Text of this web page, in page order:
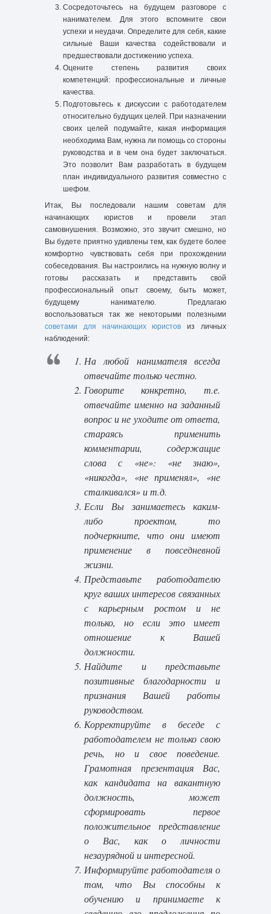
Сосредоточьтесь на будущем разговоре с
нанимателем. Для этого вспомните свои
успехи и неудачи. Определите для себя, какие
сильные Ваши качества содействовали и
предшествовали достижению успеха.
Оцените степень развития своих
компетенций: профессиональные и личные
качества.
Подготовьтесь к дискуссии с работодателем
относительно будущих целей. При назначении
своих целей подумайте, какая информация
необходима Вам, нужна ли помощь со стороны
руководства и в чем она будет заключаться.
Это позволит Вам разработать в будущем
план индивидуального развития совместно с
шефом.
Итак, Вы последовали нашим советам для
начинающих юристов и провели этап
самовнушения. Возможно, это звучит смешно, но
Вы будете приятно удивлены тем, как будете более
комфортно чувствовать себя при прохождении
собеседования. Вы настроились на нужную волну и
готовы рассказать и представить свой
профессиональный опыт своему, быть может,
будущему нанимателю. Предлагаю
воспользоваться так же некоторыми полезными
советами для начинающих юристов из личных
наблюдений:
На любой нанимателя всегда
отвечайте только честно.
Говорите конкретно, т.е.
отвечайте именно на заданный
вопрос и не уходите от ответа,
стараясь применить
комментарии, содержащие
слова с «не»: «не знаю»,
«никогда», «не применял», «не
сталкивался» и т.д.
Если Вы занимаетесь каким-
либо проектом, то
подчеркните, что они имеют
применение в повседневной
жизни.
Представьте работодателю
круг ваших интересов связанных
с карьерным ростом и не
только, но если это имеет
отношение к Вашей
должности.
Найдите и представьте
позитивные благодарности и
признания Вашей работы
руководством.
Корректируйте в беседе с
работодателем не только свою
речь, но и свое поведение.
Грамотная презентация Вас,
как кандидата на вакантную
должность, может
сформировать первое
положительное представление
о Вас, как о личности
незаурядной и интересной.
Информируйте работодателя о
том, что Вы способны к
обучению и принимаете к